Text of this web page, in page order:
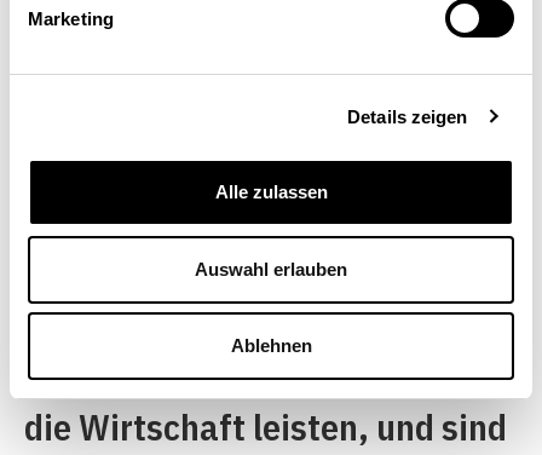
Marketing
Details zeigen
Alle zulassen
Auswahl erlauben
Ablehnen
weiter verbessert werden kann.
Arbeitgeber, damit die Situation sich
ändert?
Die Arbeitgeber anerkennen
den wichtigen Beitrag, den die
älteren Arbeitnehmenden für
die Wirtschaft leisten, und sind